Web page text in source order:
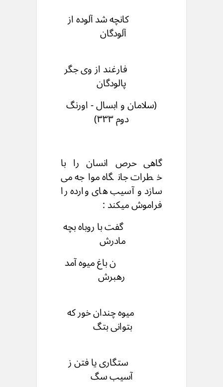
کانچه شد آلوده از
آلودگان
فارغند از وی جگر
پالودگان
(سلامان و ابسال - اورنگ
دوم ۳۳۳)
گاهی حرص انسان را با
خطرات جانگاه مواجه می
سازد و آسیب های وارده را
فراموش میکند :
گفت با روباه بچه
مادرش
ن باغ میوه آمد
رهبرش
میوه چندان خور که
بتوانی بتگ
ستگاری یا فتن ز
آسیب سگ